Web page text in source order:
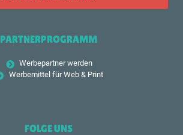
PARTNERPROGRAMM
Werbepartner werden
Werbemittel für Web & Print
FOLGE UNS